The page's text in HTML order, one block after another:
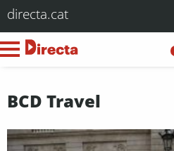
directa.cat
BCD Travel